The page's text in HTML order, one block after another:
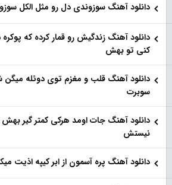
دانلود آهنگ سوزوندی دل رو مثل الکل
دانلود آهنگ زندگیش رو قمار کرده که پوکره
کنی تو بهش
دانلود آهنگ قلب و مغزم توی دوئله میگن
سوبرت
دانلود آهنگ جات اومد هرکی کمتر گیر
نیستش
دانلود آهنگ پره آسمون از ابر کیپه اذیت